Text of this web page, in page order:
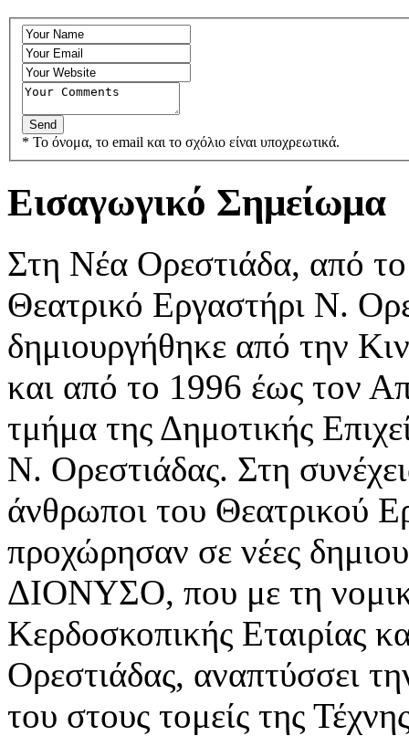
* Το όνομα, το email και το σχόλιο είναι υποχρεωτικά.
Εισαγωγικό Σημείωμα
Στη Νέα Ορεστιάδα, από το
Θεατρικό Εργαστήρι Ν.
δημιουργήθηκε από την
και από το 1996 έως τον
τμήμα της Δημοτικής
Ν. Ορεστιάδας. Στη
άνθρωποι του Θεατρικού
προχώρησαν σε νέες
ΔΙΟΝΥΣΟ, που με τη
Κερδοσκοπικής Εταιρίας
Ορεστιάδας, αναπτύσσει
του στους τομείς της